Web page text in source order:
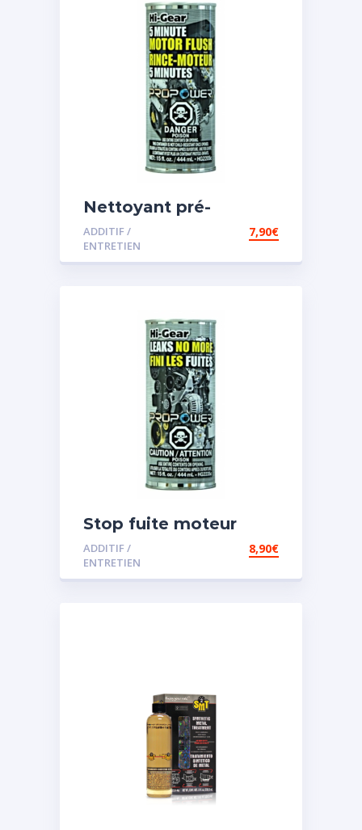
Nettoyant pré-
vidange
ADDITIF /
ENTRETIEN
7,90€
Stop fuite moteur
ADDITIF /
ENTRETIEN
8,90€